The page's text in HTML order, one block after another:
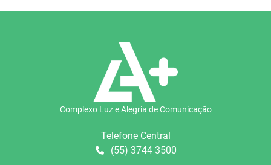
Complexo Luz e Alegria de Comunicação
Telefone Central
(55) 3744 3500